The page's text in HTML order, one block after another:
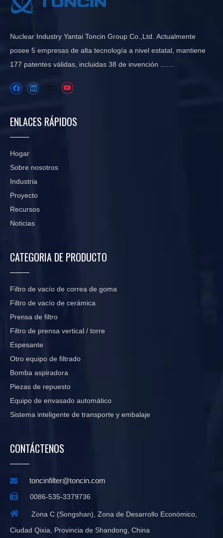
Nuclear Industry Yantai Toncin Group Co.,Ltd. Actualmente
posee 5 empresas de alta tecnología a nivel estatal, mantiene
177 patentes válidas, incluidas 38 de invención .......
ENLACES RÁPIDOS
Hogar
Sobre nosotros
Industria
Proyecto
Recursos
Noticias
CATEGORIA DE PRODUCTO
Filtro de vacío de correa de goma
Filtro de vacío de cerámica
Prensa de filtro
Filtro de prensa vertical / torre
Espesante
Otro equipo de filtrado
Bomba aspiradora
Piezas de repuesto
Equipo de envasado automático
Sistema inteligente de transporte y embalaje
CONTÁCTENOS
 toncinfilter@toncin.com
 0086-535-3379736

Zona C (Songshan), Zona de Desarrollo Económico,
Ciudad Qixia, Provincia de Shandong, China